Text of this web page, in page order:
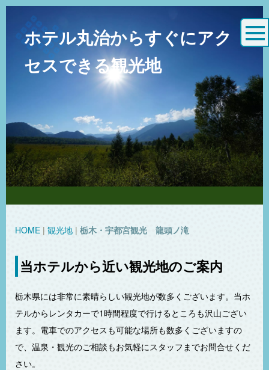
ホテル丸治からすぐにアク
セスできる観光地
HOME | 観光地 | 栃木・宇都宮観光 龍頭ノ滝
当ホテルから近い観光地のご案内
栃木県には非常に素晴らしい観光地が数多くございます。当ホ
テルからレンタカーで1時間程度で行けるところも沢山ござい
ます。電車でのアクセスも可能な場所も数多くございますの
で、温泉・観光のご相談もお気軽にスタッフまでお問合せくだ
さい。